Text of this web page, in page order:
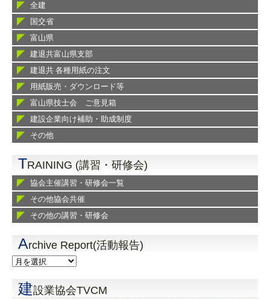
全建
国交省
富山県
建退共富山県支部
建退共 各種用紙の注文
用紙販売・ダウンロード等
富山県技士会 ご意見箱
建設企業向け補助・助成制度
その他
TRAINING (講習・研修会)
協会主催講習・研修会一覧
その他協会共催
その他の講習・研修会
Archive Report(活動報告)
建設業協会TVCM